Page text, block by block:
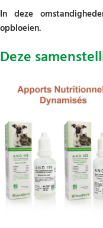
In deze
opbloeien.
Deze